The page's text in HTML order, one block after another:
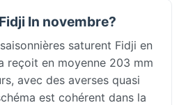
In novembre?
saturent Fidji en
reçoit en moyenne 203 mm
avec des averses quasi
est cohérent dans la